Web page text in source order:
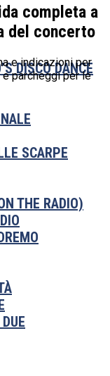
DISCO DANCE
SCARPE
THE RADIO)
completa a
del concerto
e indicazioni per
parcheggi per le